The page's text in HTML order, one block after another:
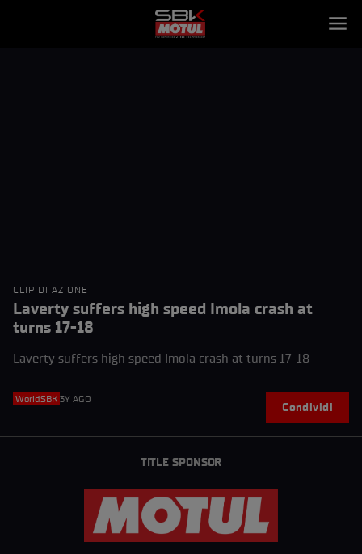
CLIP DI AZIONE
Laverty suffers high speed Imola crash at
turns 17-18
Laverty suffers high speed Imola crash at turns 17-18
WorldSBK 3Y AGO
Condividi
TITLE SPONSOR